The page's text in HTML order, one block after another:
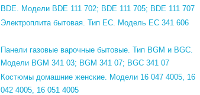
BDE. Модели BDE 111 702; BDE 111 705; BDE 111 707
Электроплита бытовая. Тип ЕС. Модель ЕС 341 606
Панели газовые варочные бытовые. Тип BGM и BGC.
Модели BGM 341 03; BGM 341 07; BGC 341 07
Костюмы домашние женские. Модели 16 047 4005, 16
042 4005, 16 051 4005